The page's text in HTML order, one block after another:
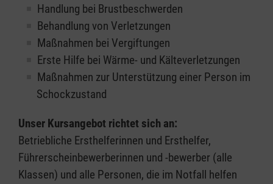
Handlung bei Brustbeschwerden
Behandlung von Verletzungen
Maßnahmen bei Vergiftungen
Erste Hilfe bei Wärme- und Kälteverletzungen
Maßnahmen zur Unterstützung einer Person im
Schockzustand
Unser Kursangebot richtet sich an:
Betriebliche Ersthelferinnen und Ersthelfer,
Führerscheinbewerberinnen und -bewerber (alle
Klassen) und alle Personen, die im Notfall helfen